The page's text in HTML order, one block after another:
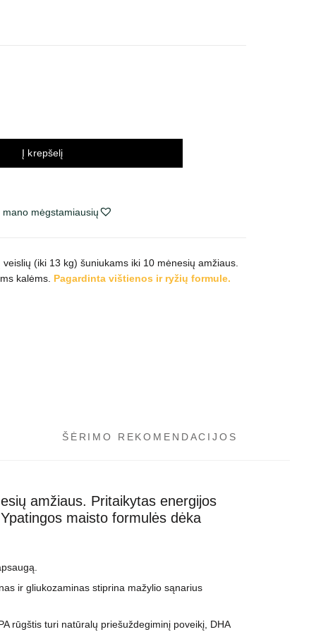
Į krepšelį
mėgstamiausių
(iki 13 kg) šuniukams iki 10 mėnesių amžiaus.
kalėms. Pagardinta vištienos ir ryžių formule.
ŠĖRIMO REKOMENDACIJOS
amžiaus. Pritaikytas energijos
maisto formulės dėka
ir gliukozaminas stiprina mažylio sąnarius
rūgštis turi natūralų priešuždegiminį poveikį, DHA